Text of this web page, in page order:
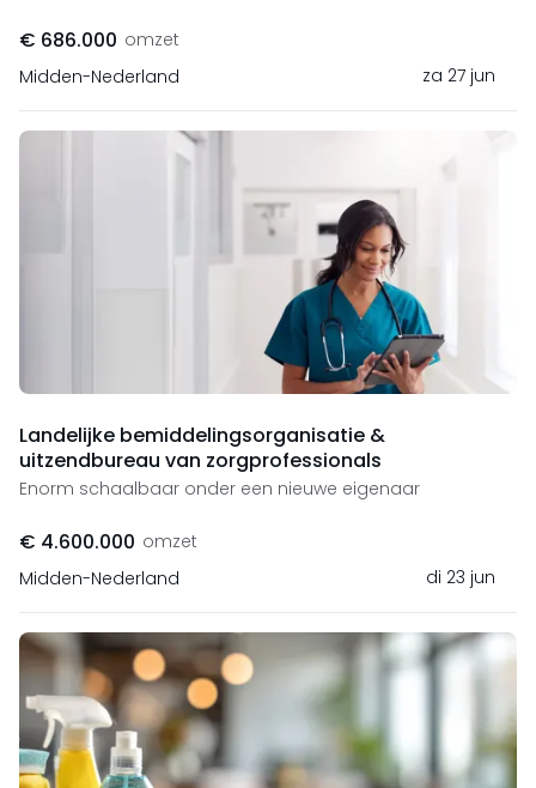
€ 686.000 omzet
Midden-Nederland
za 27 jun
Landelijke bemiddelingsorganisatie &
uitzendbureau van zorgprofessionals
Enorm schaalbaar onder een nieuwe eigenaar
€ 4.600.000 omzet
Midden-Nederland
di 23 jun